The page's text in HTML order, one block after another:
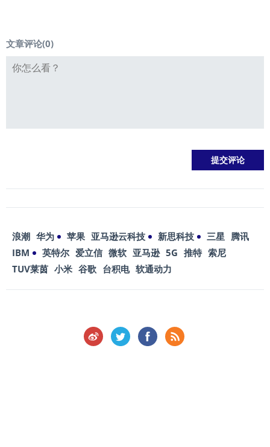
文章评论(0)
浪潮 华为 苹果 亚马逊云科技 新思科技 三星 腾讯
IBM
英特尔 爱立信 微软 亚马逊 5G 推特 索尼
TUV莱茵 小米 谷歌 台积电 软通动力